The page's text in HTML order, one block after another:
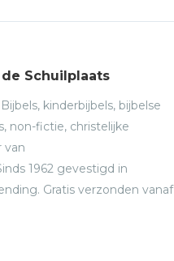
Schuilplaats
kinderbijbels, bijbelse
non-fictie, christelijke
van
1962 gevestigd in
Gratis verzonden vanaf